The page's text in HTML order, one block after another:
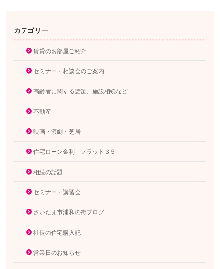
カテゴリー
賃貸のお部屋ご紹介
セミナー・相談会のご案内
高齢者に関する話題、施設相続など
不動産
映画・演劇・芝居
住宅ローン金利 フラット３５
相続の話題
セミナー・講習会
さいたま市浦和の街ブログ
社長の住宅購入記
営業日のお知らせ